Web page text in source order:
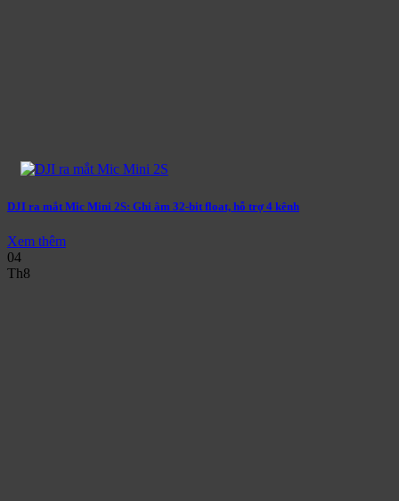
DJI ra mắt Mic Mini 2S: Ghi âm 32-bit float, hỗ trợ 4 kênh
Xem thêm
04
Th8